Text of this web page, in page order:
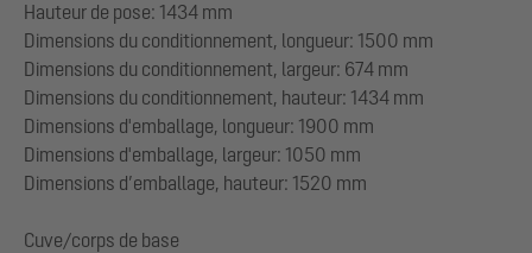
Hauteur de pose: 1434 mm
Dimensions du conditionnement, longueur: 1500 mm
Dimensions du conditionnement, largeur: 674 mm
Dimensions du conditionnement, hauteur: 1434 mm
Dimensions d'emballage, longueur: 1900 mm
Dimensions d'emballage, largeur: 1050 mm
Dimensions d’emballage, hauteur: 1520 mm
Cuve/corps de base